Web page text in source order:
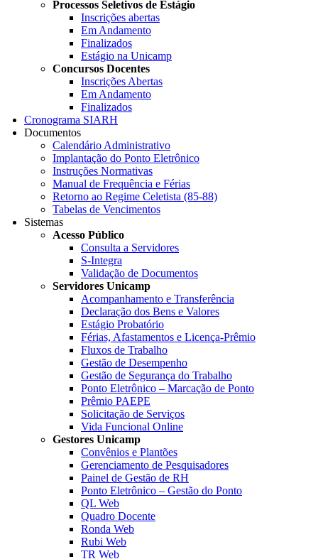
Processos Seletivos de Estágio
Inscrições abertas
Em Andamento
Finalizados
Estágio na Unicamp
Concursos Docentes
Inscrições Abertas
Em Andamento
Finalizados
Cronograma SIARH
Documentos
Calendário Administrativo
Implantação do Ponto Eletrônico
Instruções Normativas
Manual de Frequência e Férias
Retorno ao Regime Celetista (85-88)
Tabelas de Vencimentos
Sistemas
Acesso Público
Consulta a Servidores
S-Integra
Validação de Documentos
Servidores Unicamp
Acompanhamento e Transferência
Declaração dos Bens e Valores
Estágio Probatório
Férias, Afastamentos e Licença-Prêmio
Fluxos de Trabalho
Gestão de Desempenho
Gestão de Segurança do Trabalho
Ponto Eletrônico – Marcação de Ponto
Prêmio PAEPE
Solicitação de Serviços
Vida Funcional Online
Gestores Unicamp
Convênios e Plantões
Gerenciamento de Pesquisadores
Painel de Gestão de RH
Ponto Eletrônico – Gestão do Ponto
QL Web
Quadro Docente
Ronda Web
Rubi Web
TR Web